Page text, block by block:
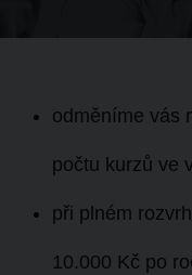
odměníme vás
počtu kurzů ve
při plném
10.000 Kč po